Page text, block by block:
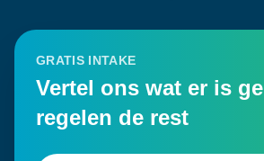
GRATIS INTAKE
Vertel ons wat er is
regelen de rest